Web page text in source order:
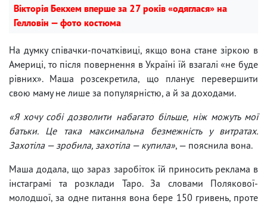
Вікторія Бекхем вперше за 27 років «одяглася» на
Гелловін — фото костюма
На думку співачки-початківиці, якщо вона стане зіркою в
Америці, то після повернення в Україні їй взагалі «не буде
рівних». Маша розсекретила, що планує перевершити
свою маму не лише за популярністю, а й за доходами.
«Я хочу собі дозволити набагато більше, ніж можуть мої
батьки. Це така максимальна безмежність у витратах.
Захотіла — зробила, захотіла — купила», — пояснила вона.
Маша додала, що зараз заробіток їй приносить реклама в
інстаграмі та розклади Таро. За словами Полякової-
молодшої, за одне питання вона бере 150 гривень, проте